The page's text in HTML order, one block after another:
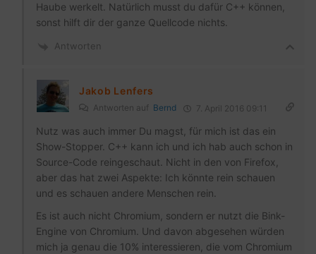
Haube werkelt. Natürlich musst du dafür C++ können,
sonst hilft dir der ganze Quellcode nichts.
Antworten
Jakob Lenfers
Antworten auf Bernd 7. April 2016 09:11
Nutz was auch immer Du magst, für mich ist das ein
Show-Stopper. C++ kann ich und ich hab auch schon in
Source-Code reingeschaut. Nicht in den von Firefox,
aber das hat zwei Aspekte: Ich könnte rein schauen
und es schauen andere Menschen rein.
Es ist auch nicht Chromium, sondern er nutzt die Bink-
Engine von Chromium. Und davon abgesehen würden
mich ja genau die 10% interessieren, die vom Chromium